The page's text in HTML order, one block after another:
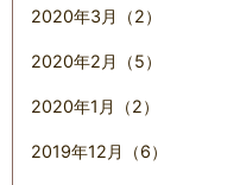
2020年3月（2）
2020年2月（5）
2020年1月（2）
2019年12月（6）